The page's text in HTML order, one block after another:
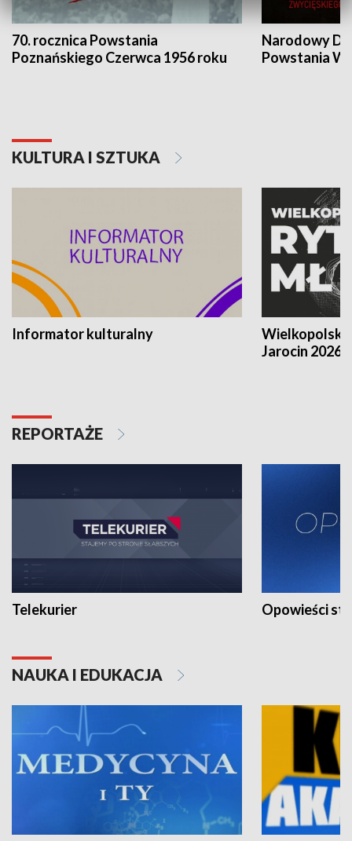
70. rocznica Powstania
Poznańskiego Czerwca 1956 roku
Narodowy
Powstania
KULTURA I SZTUKA
Informator kulturalny
Jarocin 2026
REPORTAŻE
Telekurier Opowieści
NAUKA I EDUKACJA